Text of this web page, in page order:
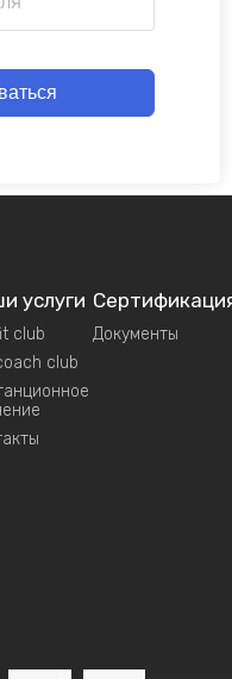
услуги
club
club
Документы